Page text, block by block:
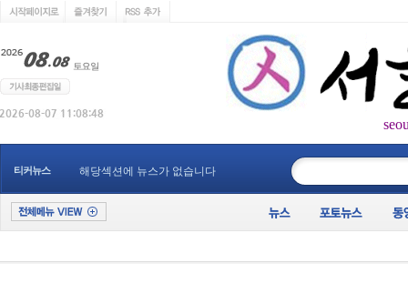
티커뉴스 해당섹션에 뉴스가 없습니다